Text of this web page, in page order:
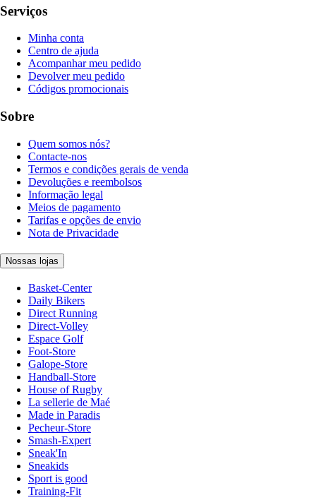
Serviços
Minha conta
Centro de ajuda
Acompanhar meu pedido
Devolver meu pedido
Códigos promocionais
Sobre
Quem somos nós?
Contacte-nos
Termos e condições gerais de venda
Devoluções e reembolsos
Informação legal
Meios de pagamento
Tarifas e opções de envio
Nota de Privacidade
Nossas lojas
Basket-Center
Daily Bikers
Direct Running
Direct-Volley
Espace Golf
Foot-Store
Galope-Store
Handball-Store
House of Rugby
La sellerie de Maé
Made in Paradis
Pecheur-Store
Smash-Expert
Sneak'In
Sneakids
Sport is good
Training-Fit